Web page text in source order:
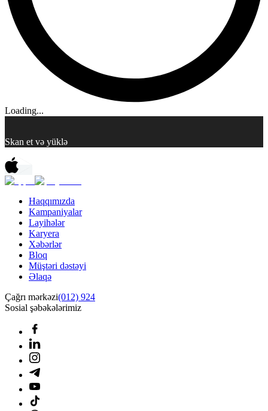
Loading...
Skan et və yüklə
Haqqımızda
Kampaniyalar
Layihələr
Karyera
Xəbərlər
Bloq
Müştəri dəstəyi
Əlaqə
Çağrı mərkəzi(012) 924
Sosial şəbəkələrimiz